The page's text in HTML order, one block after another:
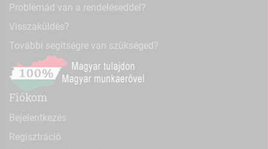
Problémád van a rendeléseddel?
Visszaküldés?
További segítségre van szükséged?
Fiókom
Bejelentkezés
Regisztráció